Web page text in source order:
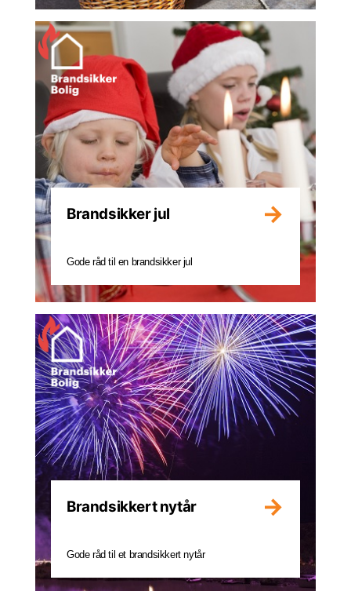
Brandsikker jul
Gode råd til en brandsikker jul
Brandsikkert nytår
Gode råd til et brandsikkert nytår